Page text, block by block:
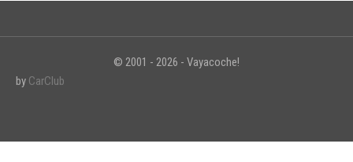
© 2001 - 2026 - Vayacoche!
by CarClub